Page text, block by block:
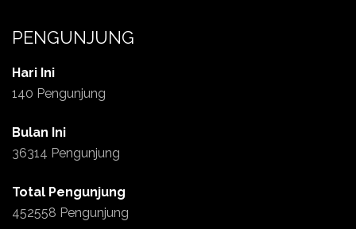
PENGUNJUNG
Hari Ini
140 Pengunjung
Bulan Ini
36314 Pengunjung
Total Pengunjung
452558 Pengunjung